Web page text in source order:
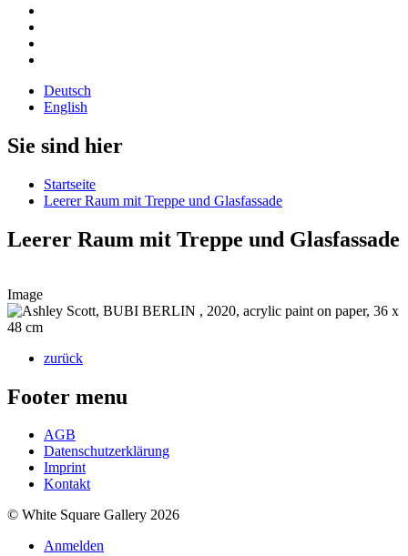
Deutsch
English
Sie sind hier
Startseite
Leerer Raum mit Treppe und Glasfassade
Leerer Raum mit Treppe und Glasfassade
Image
zurück
Footer menu
AGB
Datenschutzerklärung
Imprint
Kontakt
© White Square Gallery 2026
Anmelden